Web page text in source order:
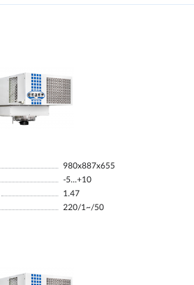
980х887х655
-5...+10
1.47
220/1~/50